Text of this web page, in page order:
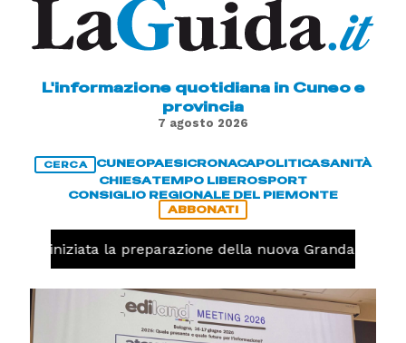
L'informazione quotidiana in Cuneo e
provincia
7 agosto 2026
CERCA CUNEOPAESICRONACAPOLITICASANITÀ
CHIESATEMPO LIBEROSPORT
CONSIGLIO REGIONALE DEL PIEMONTE
ABBONATI
iniziata la preparazione della nuova Granda Volley